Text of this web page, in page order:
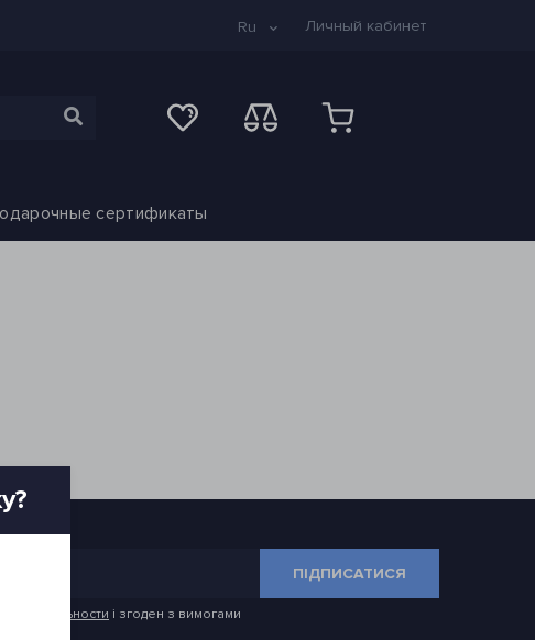
Ru Личный кабинет
сертификаты
ПІДПИСАТИСЯ
і згоден з вимогами